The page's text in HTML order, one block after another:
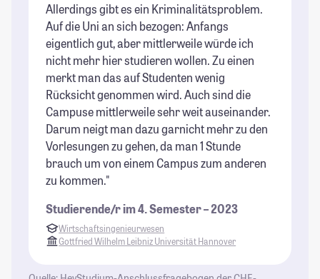
Allerdings gibt es ein Kriminalitätsproblem.
Auf die Uni an sich bezogen: Anfangs
eigentlich gut, aber mittlerweile würde ich
nicht mehr hier studieren wollen. Zu einen
merkt man das auf Studenten wenig
Rücksicht genommen wird. Auch sind die
Campuse mittlerweile sehr weit auseinander.
Darum neigt man dazu garnicht mehr zu den
Vorlesungen zu gehen, da man 1 Stunde
brauch um von einem Campus zum anderen
zu kommen."
Studierende/r im 4. Semester – 2023
Wirtschaftsingenieurwesen
Gottfried Wilhelm Leibniz Universität Hannover